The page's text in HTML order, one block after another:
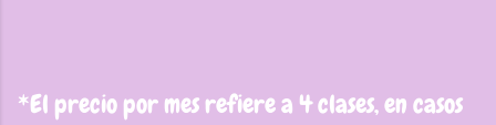
*El precio por mes refiere a 4 clases, en casos